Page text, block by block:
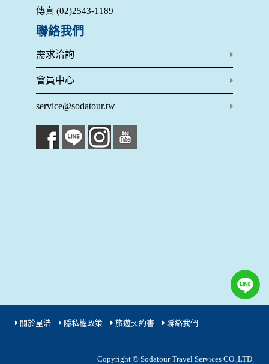
在您於本網站註冊帳號、使用本網站相關產品、服務、活動或
贈獎時，本網站會收集您的個人識別資料，本網站也可以從商
業夥伴處取得個人資料。
身份證字號、電子郵件、出生日期、性別、行業等相關資料，
當您註冊成功，並登入使用我們的服務後，我們即取得您的資
料。註冊時，本網站取得您的姓名、電話、住址、身份證字
成功，並登入使用我們的服務後，本網站即取得您的資料。
其他除了上述，會保留您在上網瀏覽或查詢時，伺服器自行產
生的相關記錄，包括您使用連線設備的 IP 位址、使用時間、使
用的瀏覽器、瀏覽及點選資料紀錄等。本網站會對個別連線者
的瀏覽器予以標示，歸納使用者瀏覽器在本網站內部所瀏覽的
本公司不會向任何人出售或出借您的個人識別資料。
在以下情況下， 本公司會向其他人士或公司提供您的個人識別
違反本公司旗下網站的會員條款或產品、服務的特定使用指
傳真 (02)2543-1189
聯絡我們
需求洽詢
會員中心
service@sodatour.tw
關於星浩 隱私權政策 旅遊契約書 聯絡我們
Copyright © Sodatour Travel Services CO.,LTD.